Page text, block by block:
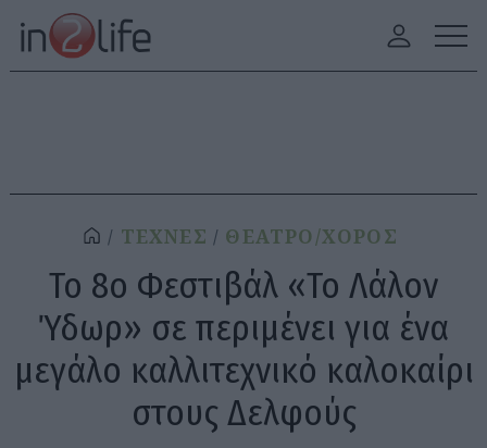
ΤΕΧΝΕΣ ΘΕΑΤΡΟ/ΧΟΡΟΣ
Το 8ο Φεστιβάλ «Το Λάλον
Ύδωρ» σε περιμένει για ένα
μεγάλο καλλιτεχνικό καλοκαίρι
στους Δελφούς